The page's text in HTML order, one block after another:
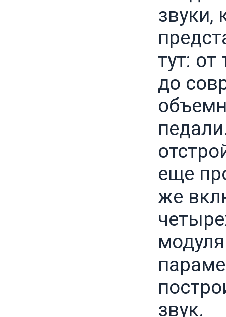
звуки,
тут:
до
еще
же
звук.